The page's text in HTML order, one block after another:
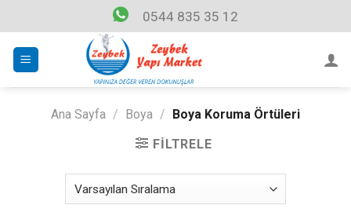
to
content
0544 835 35 12
Ana Sayfa / Boya /
Boya Koruma Örtüleri
FILTRELE